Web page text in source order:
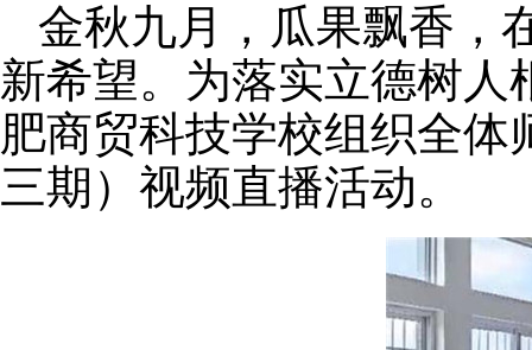
金秋九月，瓜果飘香，
新希望。为落实立德树人
肥商贸科技学校组织全体
三期）视频直播活动。